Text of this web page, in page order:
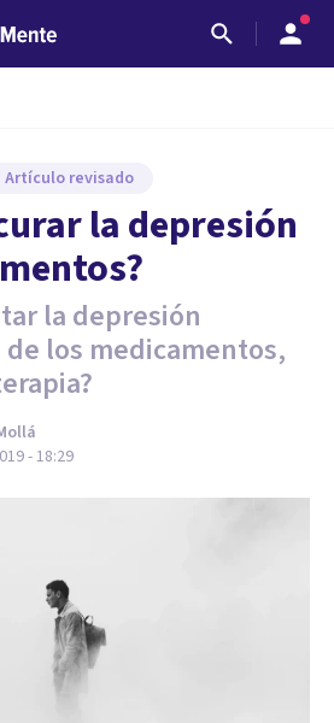
Artículo revisado
la depresión
la depresión
los medicamentos,
- 18:29